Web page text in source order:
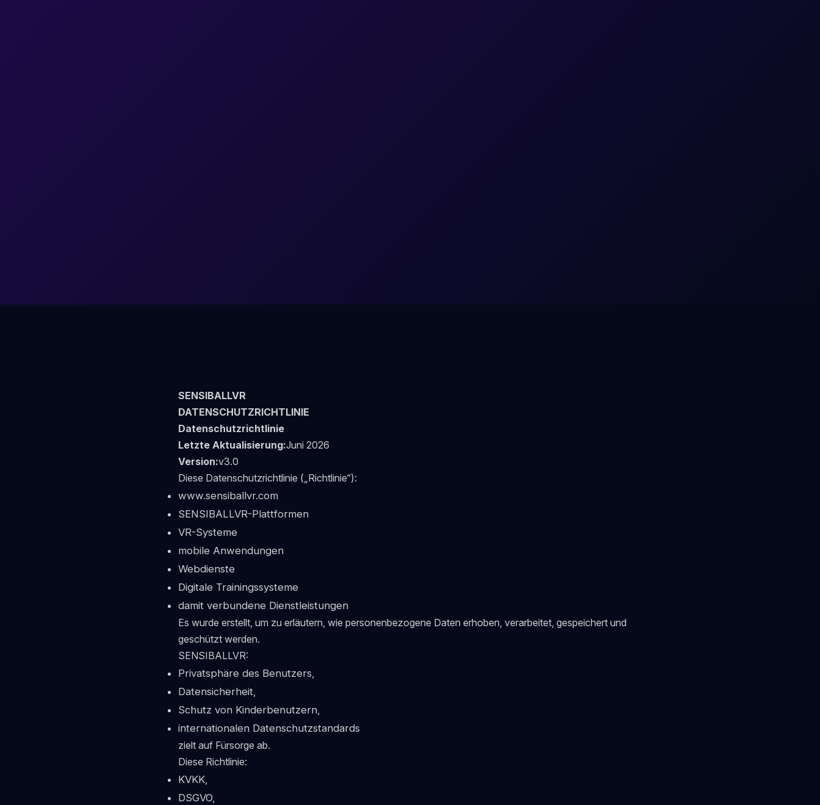
SENSIBALLVR
DATENSCHUTZRICHTLINIE
Datenschutzrichtlinie
Letzte Aktualisierung:Juni 2026
Version:v3.0
Diese Datenschutzrichtlinie („Richtlinie“):
www.sensiballvr.com
SENSIBALLVR-Plattformen
VR-Systeme
mobile Anwendungen
Webdienste
Digitale Trainingssysteme
damit verbundene Dienstleistungen
Es wurde erstellt, um zu erläutern, wie personenbezogene Daten erhoben, verarbeitet, gespeichert und
geschützt werden.
SENSIBALLVR:
Privatsphäre des Benutzers,
Datensicherheit,
Schutz von Kinderbenutzern,
internationalen Datenschutzstandards
zielt auf Fürsorge ab.
Diese Richtlinie:
KVKK,
DSGVO,